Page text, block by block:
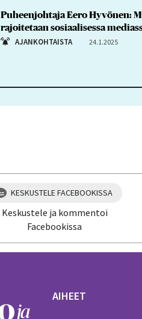
Puheenjohtaja Eero Hyvönen:
rajoitetaan sosiaalisessa
AJANKOHTAISTA 24.1.2025
KESKUSTELE FACEBOOKISSA
Keskustele ja kommentoi
Facebookissa
AIHEET